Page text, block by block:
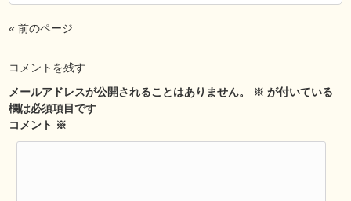
« 前のページ
コメントを残す
メールアドレスが公開されることはありません。
※ が付いている
欄は必須項目です
コメント ※